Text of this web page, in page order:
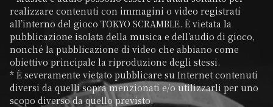
realizzare contenuti con immagini o video registrati
all’interno del gioco TOKYO SCRAMBLE. È vietata la
pubblicazione isolata della musica e dell’audio di gioco,
nonché la pubblicazione di video che abbiano come
obiettivo principale la riproduzione degli stessi.
* È severamente vietato pubblicare su Internet contenuti
diversi da quelli sopra menzionati e/o utilizzarli per uno
scopo diverso da quello previsto.